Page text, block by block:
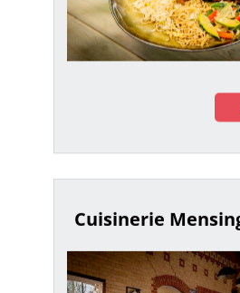
Cuisinerie